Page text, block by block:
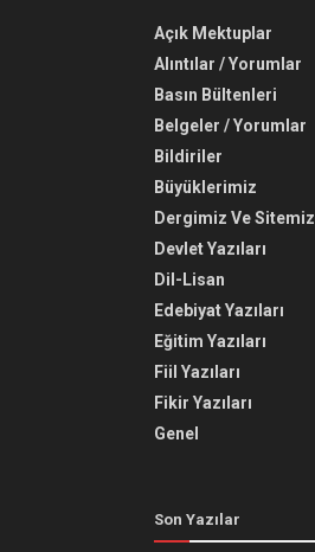
Açık Mektuplar
Alıntılar / Yorumlar
Basın Bültenleri
Belgeler / Yorumlar
Bildiriler
Büyüklerimiz
Dergimiz Ve Sitemiz
Devlet Yazıları
Dil-Lisan
Edebiyat Yazıları
Eğitim Yazıları
Fiil Yazıları
Fikir Yazıları
Genel
Son Yazılar